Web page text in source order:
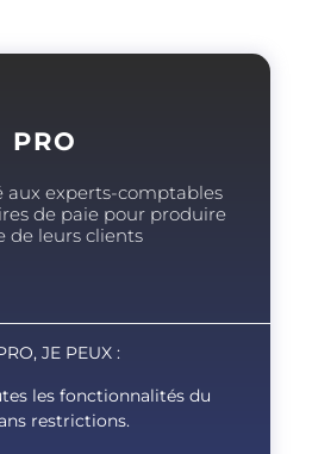
PRO
aux experts-comptables
de paie pour produire
de leurs clients
JE PEUX :
les fonctionnalités du
restrictions.